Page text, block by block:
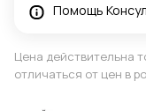
Помощь
Цена действительна
отличаться от цен в